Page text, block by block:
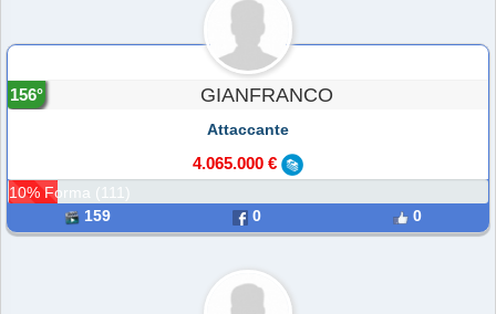
GIANFRANCO
156°
Attaccante
4.065.000 €
10% Forma (111)
159
0 0